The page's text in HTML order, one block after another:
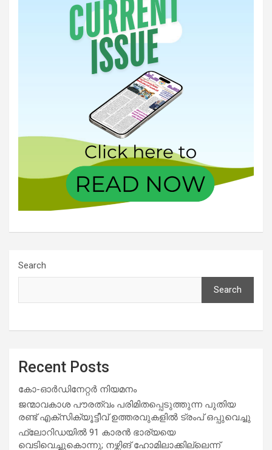
Search
Search
Recent Posts
കോ-ഓർഡിനേറ്റർ നിയമനം
ജന്മാവകാശ പൗരത്വം പരിമിതപ്പെടുത്തുന്ന പുതിയ
രണ്ട് എക്സിക്യൂട്ടീവ് ഉത്തരവുകളിൽ ട്രംപ് ഒപ്പുവെച്ചു
ഫ്ലോറിഡയിൽ 91 കാരൻ ഭാര്യയെ
വെടിവെച്ചുകൊന്നു; നഴ്സിങ് ഹോമിലാക്കില്ലെന്ന്